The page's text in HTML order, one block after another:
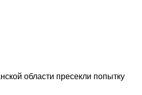
области пресекли попытку